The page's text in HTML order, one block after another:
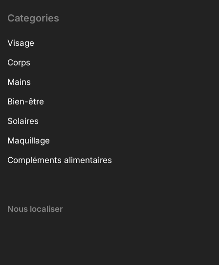
Categories
Visage
Corps
Mains
Bien-être
Solaires
Maquillage
Compléments alimentaires
Nous localiser